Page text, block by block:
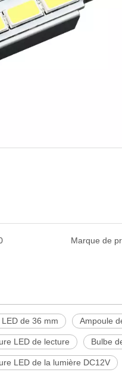
Marque de
de 36 mm Ampoule
LED de lecture Bulbe
LED de la lumière DC12V